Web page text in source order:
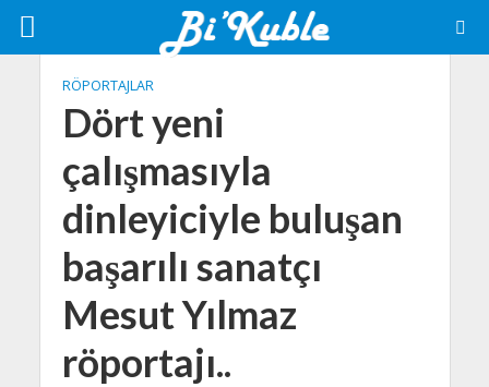
RÖPORTAJLAR
Dört yeni
çalışmasıyla
dinleyiciyle buluşan
başarılı sanatçı
Mesut Yılmaz
röportajı..